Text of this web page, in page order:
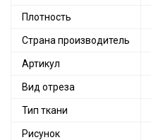
Плотность
Страна производитель
Артикул
Вид отреза
Тип ткани
Рисунок